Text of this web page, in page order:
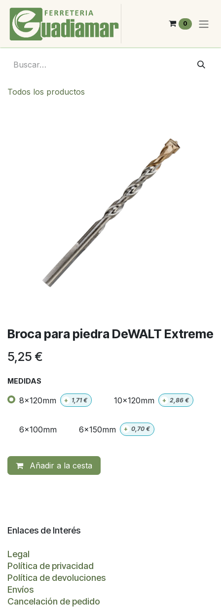
Ir al contenido
0
Todos los productos
Broca para piedra DeWALT Extreme
5,25 €
MEDIDAS
8x120mm + 1,71€ 10x120mm + 2,86€
6x100mm 6x150mm + 0,70 €
Añadir a la cesta
Enlaces de Interés
Legal
Política de privacidad
Política de devoluciones
Envíos
Cancelación de pedido